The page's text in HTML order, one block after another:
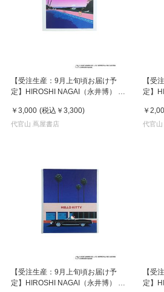
【受注生産：9月上旬頃お届け予
定】HIROSHI NAGAI（永井博） ×
スター / KTHN-PT Untitled 5
￥3,000 (税込 ￥3,300)
代官山 蔦屋書店
【受
定】
KEY
5
￥
代官山
【受注生産：9月上旬頃お届け予
定】HIROSHI NAGAI（永井博） ×
【受
定】